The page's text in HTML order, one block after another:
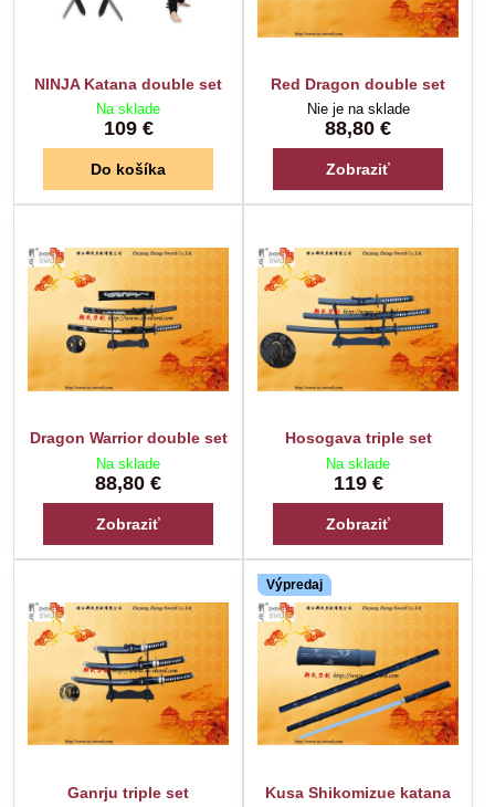
NINJA Katana double set
Na sklade
109 €
Do košíka
Red Dragon double set
Nie je na sklade
88,80 €
Zobraziť
Dragon Warrior double set
Na sklade
88,80 €
Zobraziť
Hosogava triple set
Na sklade
119 €
Zobraziť
Ganrju triple set
Výpredaj
Kusa Shikomizue katana